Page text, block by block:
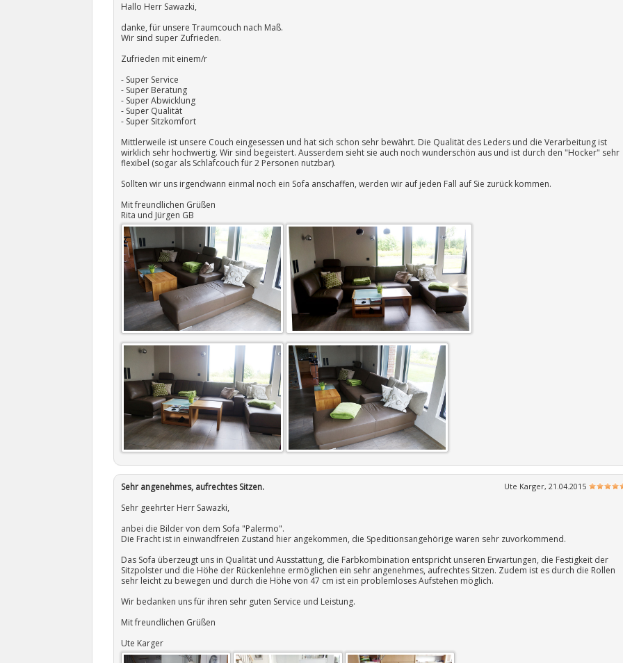
Hallo Herr Sawazki,
danke, für unsere Traumcouch nach Maß.
Wir sind super Zufrieden.
Zufrieden mit einem/r
- Super Service
- Super Beratung
- Super Abwicklung
- Super Qualität
- Super Sitzkomfort
Mittlerweile ist unsere Couch eingesessen und hat sich schon sehr bewährt. Die Qualität des Leders und die Verarbeitung ist
wirklich sehr hochwertig. Wir sind begeistert. Ausserdem sieht sie auch noch wunderschön aus und ist durch den "Hocker" sehr
flexibel (sogar als Schlafcouch für 2 Personen nutzbar).
Sollten wir uns irgendwann einmal noch ein Sofa anschaffen, werden wir auf jeden Fall auf Sie zurück kommen.
Mit freundlichen Grüßen
Rita und Jürgen GB
Sehr angenehmes, aufrechtes Sitzen. Ute Karger, 21.04.2015
Sehr geehrter Herr Sawazki,
anbei die Bilder von dem Sofa "Palermo".
Die Fracht ist in einwandfreien Zustand hier angekommen, die Speditionsangehörige waren sehr zuvorkommend.
Das Sofa überzeugt uns in Qualität und Ausstattung, die Farbkombination entspricht unseren Erwartungen, die Festigkeit der
Sitzpolster und die Höhe der Rückenlehne ermöglichen ein sehr angenehmes, aufrechtes Sitzen. Zudem ist es durch die Rollen
sehr leicht zu bewegen und durch die Höhe von 47 cm ist ein problemloses Aufstehen möglich.
Wir bedanken uns für ihren sehr guten Service und Leistung.
Mit freundlichen Grüßen
Ute Karger